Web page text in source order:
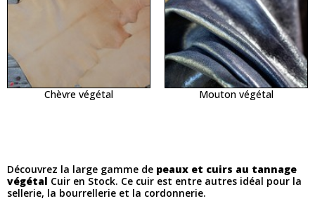
Chèvre végétal Mouton végétal
Découvrez la large gamme de peaux et cuirs au tannage
végétal Cuir en Stock. Ce cuir est entre autres idéal pour la
sellerie, la bourrellerie et la cordonnerie.